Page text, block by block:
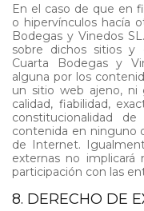
En el caso de que en
o hipervínculos hacía
Bodegas y Vinedos
sobre dichos sitios y
Cuarta Bodegas y
alguna por los
un sitio web ajeno, ni
calidad, fiabilidad,
constitucionalidad
contenida en ninguno
de Internet.
externas no implicará
participación con las
8. DERECHO DE